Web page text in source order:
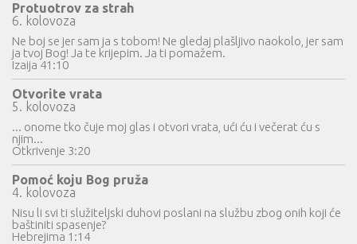
Protuotrov za strah
6. kolovoza
Ne boj se jer sam ja s tobom! Ne gledaj plašljivo naokolo, jer sam
ja tvoj Bog! Ja te krijepim. Ja ti pomažem.
Izaija 41:10
Otvorite vrata
5. kolovoza
... onome tko čuje moj glas i otvori vrata, ući ću i večerat ću s
njim...
Otkrivenje 3:20
Pomoć koju Bog pruža
4. kolovoza
Nisu li svi ti služiteljski duhovi poslani na službu zbog onih koji će
baštiniti spasenje?
Hebrejima 1:14